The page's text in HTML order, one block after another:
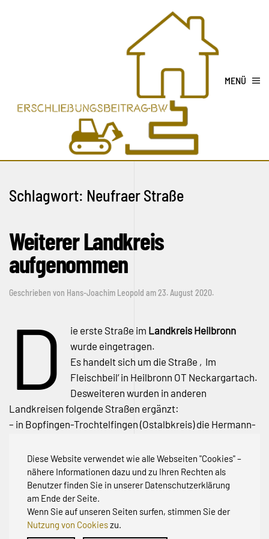
Diese Website verwendet wie alle Webseiten "Cookies" –
nähere Informationen dazu und zu Ihren Rechten als
Benutzer finden Sie in unserer Datenschutzerklärung
am Ende der Seite.
Wenn Sie auf unseren Seiten surfen, stimmen Sie der
Nutzung von Cookieszu.
MENÜ
Schlagwort: Neufraer Straße
Weiterer Landkreis
aufgenommen
Geschrieben von Hans-Joachim Leopold am23. August 2020.
D ie erste Straße im Landkreis Heilbronn
wurde eingetragen.
Es handelt sich um die Straße ‚Im
Fleischbeil‘ in Heilbronn OT Neckargartach.
Desweiteren wurden in anderen
Landkreisen folgende Straßen ergänzt:
– in Bopfingen-Trochtelfingen (Ostalbkreis) die Hermann-
– in Wellendingen (Kreis Rottweil) die Neufraer Straße und
– in Neuenbürg-Arnbach (Kreis Lörrach) den Zwerchweg